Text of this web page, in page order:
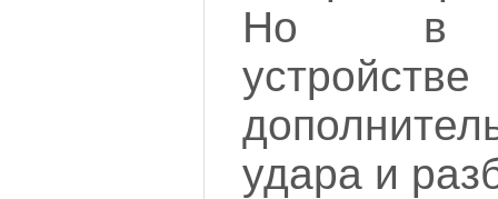
Но в
удара и